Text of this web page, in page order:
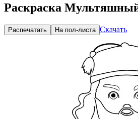
Раскраска
Распечатать На пол-листа Скачать